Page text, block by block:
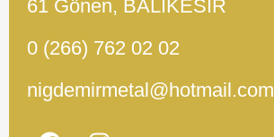
61 Gönen, BALIKESİR
0 (266) 762 02 02
nigdemirmetal@hotmail.com